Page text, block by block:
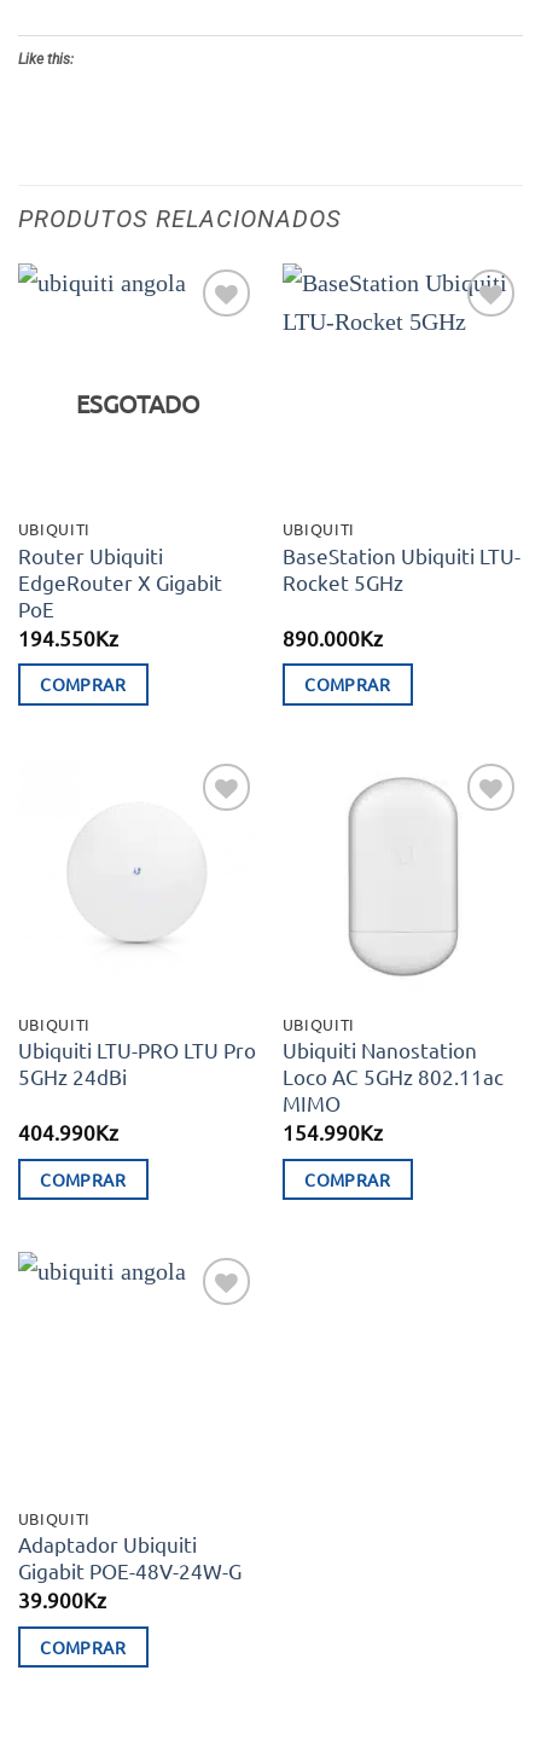
Like this:
PRODUTOS RELACIONADOS
ESGOTADO
UBIQUITI
Router Ubiquiti
EdgeRouter X Gigabit
PoE
194.550Kz
COMPRAR
UBIQUITI
BaseStation Ubiquiti LTU-
Rocket 5GHz
890.000Kz
COMPRAR
aos meus
UBIQUITI
Ubiquiti LTU-PRO LTU Pro
5GHz 24dBi
404.990Kz
COMPRAR
UBIQUITI
Ubiquiti Nanostation
Loco AC 5GHz 802.11ac
MIMO
154.990Kz
COMPRAR
UBIQUITI
Adaptador Ubiquiti
Gigabit POE-48V-24W-G
39.900Kz
COMPRAR